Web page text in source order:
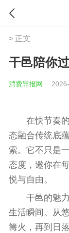
> 正文
干邑陪你
消费导报网
在快节奏
态融合传统底
索。它不只是
态度，邀你在
悦与自由。
干邑的魅
生活瞬间。从
篝火，再到日